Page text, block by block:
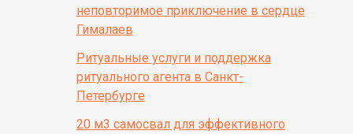
неповторимое приключение в сердце
Гималаев
Ритуальные услуги и поддержка
ритуального агента в Санкт-
Петербурге
20 м3 самосвал для эффективного